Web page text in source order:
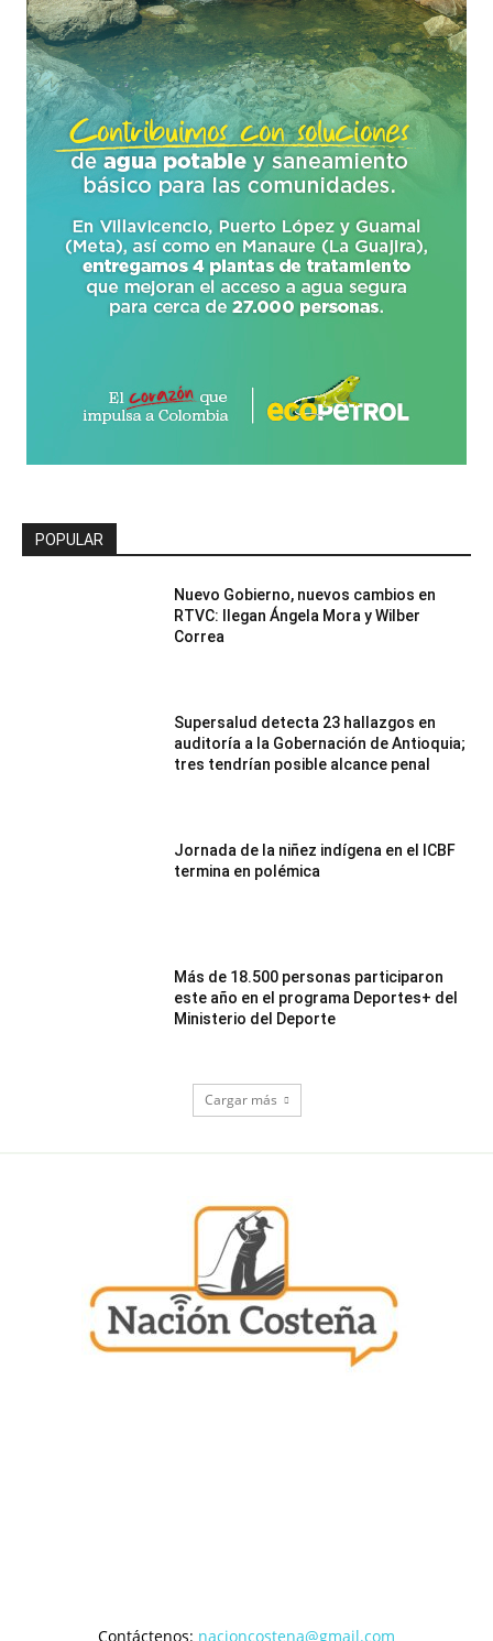
POPULAR
Nuevo Gobierno, nuevos cambios en
RTVC: llegan Ángela Mora y Wilber
Correa
Supersalud detecta 23 hallazgos en
auditoría a la Gobernación de Antioquia;
tres tendrían posible alcance penal
Jornada de la niñez indígena en el ICBF
termina en polémica
Más de 18.500 personas participaron
este año en el programa Deportes+ del
Ministerio del Deporte
Cargar más
Contáctenos: nacioncostena@gmail.com